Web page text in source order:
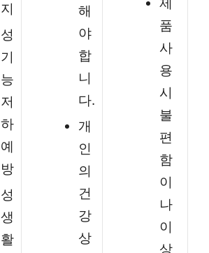
지
성
기
능
저
하
예
방
성
생
활
해
야
합
니
다.
개
인
의
건
강
상
품
사
용
시
불
편
함
이
나
이
상